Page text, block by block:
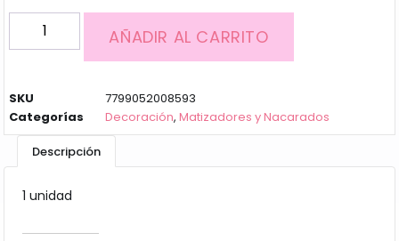
AÑADIR AL CARRITO
SKU
7799052008593
Categorías
Decoración,Matizadores y Nacarados
Descripción
1 unidad